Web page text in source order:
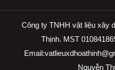
Công ty TNHH vật liệu xây
Thịnh. MST
Email:
Nguyễn